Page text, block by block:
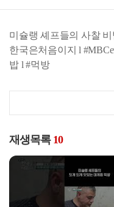
미슐랭 셰프들의 사찰
한국은처음이지 l
밥 l #먹방
재생목록 10